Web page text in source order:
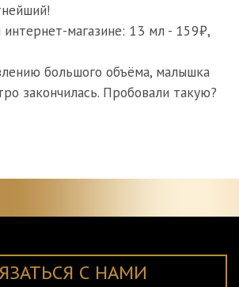
магазине: 13 мл - 159₽,
большого объёма, малышка
закончилась. Пробовали такую?
С НАМИ